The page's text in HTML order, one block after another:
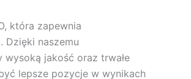
która zapewnia
Dzięki naszemu
jakość oraz trwałe
lepsze pozycje w wynikach